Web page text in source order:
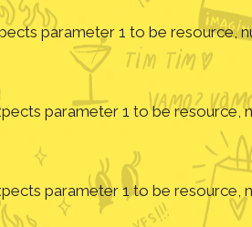
parameter 1 to be resource,
parameter 1 to be resource,
parameter 1 to be resource,